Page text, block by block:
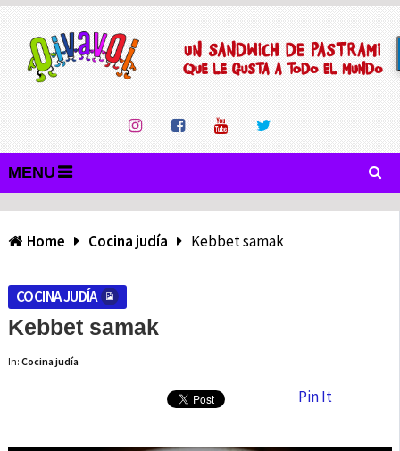
MENU
Home Cocina judía Kebbet samak
COCINA JUDÍA
Kebbet samak
In: Cocina judía
Pin It